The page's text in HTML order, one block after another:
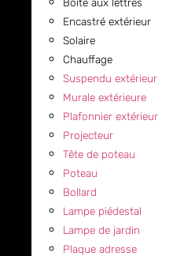
Encastré extérieur
Solaire
Chauffage
Suspendu extérieur
Murale extérieure
Plafonnier extérieur
Projecteur
Tête de poteau
Poteau
Bollard
Lampe piédestal
Lampe de jardin
Plaque adresse